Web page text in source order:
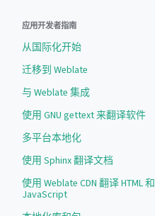
应用开发者指南
从国际化开始
迁移到 Weblate
与 Weblate 集成
使用 GNU gettext 来翻译软件
多平台本地化
使用 Sphinx 翻译文档
使用 Weblate CDN 翻译 HTML 和
JavaScript